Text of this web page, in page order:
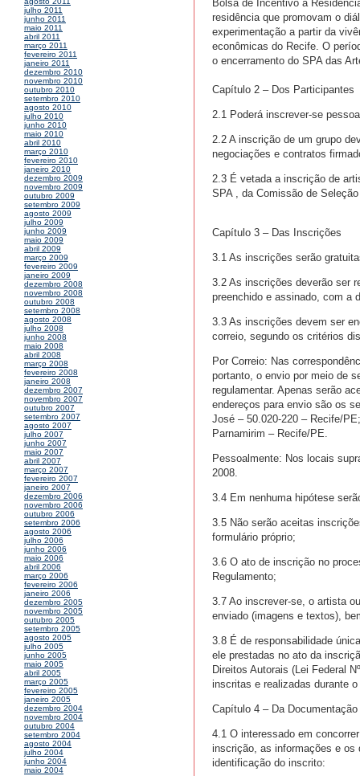
julho 2011
junho 2011
maio 2011
abril 2011
março 2011
fevereiro 2011
janeiro 2011
dezembro 2010
novembro 2010
outubro 2010
setembro 2010
agosto 2010
julho 2010
junho 2010
maio 2010
abril 2010
março 2010
fevereiro 2010
janeiro 2010
dezembro 2009
novembro 2009
outubro 2009
setembro 2009
agosto 2009
julho 2009
junho 2009
maio 2009
abril 2009
março 2009
fevereiro 2009
janeiro 2009
dezembro 2008
novembro 2008
outubro 2008
setembro 2008
agosto 2008
julho 2008
junho 2008
maio 2008
abril 2008
março 2008
fevereiro 2008
janeiro 2008
dezembro 2007
novembro 2007
outubro 2007
setembro 2007
agosto 2007
julho 2007
junho 2007
maio 2007
abril 2007
março 2007
fevereiro 2007
janeiro 2007
dezembro 2006
novembro 2006
outubro 2006
setembro 2006
agosto 2006
julho 2006
junho 2006
maio 2006
abril 2006
março 2006
fevereiro 2006
janeiro 2006
dezembro 2005
novembro 2005
outubro 2005
setembro 2005
agosto 2005
julho 2005
junho 2005
maio 2005
abril 2005
março 2005
fevereiro 2005
janeiro 2005
dezembro 2004
novembro 2004
outubro 2004
setembro 2004
agosto 2004
julho 2004
junho 2004
maio 2004
Bolsa de Incentivo à
residência que promovam o
experimentação a partir da
econômicas do Recife. O
o encerramento do SPA das
Capítulo 2 – Dos Participantes
2.1 Poderá inscrever-se
2.2 A inscrição de um grupo
negociações e contratos
2.3 É vetada a inscrição de
SPA , da Comissão de
Capítulo 3 – Das Inscrições
3.1 As inscrições serão
3.2 As inscrições deverão ser
preenchido e assinado, com a
3.3 As inscrições devem ser
correio, segundo os critérios
Por Correio: Nas
portanto, o envio por meio de
regulamentar. Apenas serão
endereços para envio são os
José – 50.020-220 – Recife/
Parnamirim – Recife/PE.
Pessoalmente: Nos locais
2008.
3.4 Em nenhuma hipótese
3.5 Não serão aceitas
formulário próprio;
3.6 O ato de inscrição no
Regulamento;
3.7 Ao inscrever-se, o artista
enviado (imagens e textos),
3.8 É de responsabilidade
ele prestadas no ato da
Direitos Autorais (Lei Federal
inscritas e realizadas durante
Capítulo 4 – Da Documentação
4.1 O interessado em
inscrição, as informações e os
identificação do inscrito: